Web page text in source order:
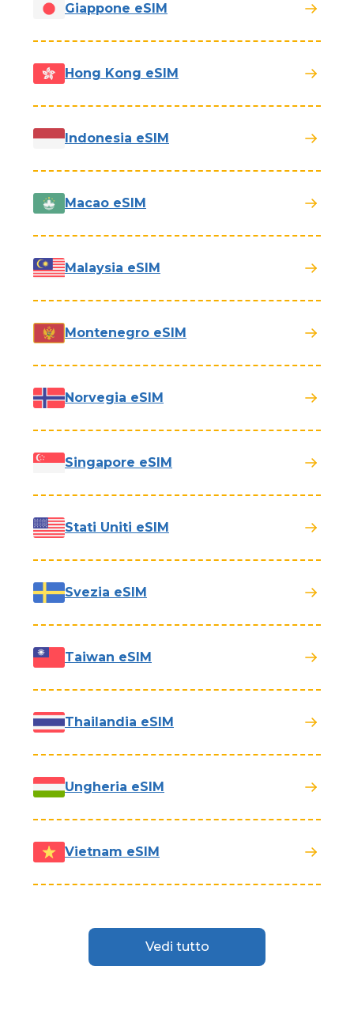
Giappone eSIM
Hong Kong eSIM
Indonesia eSIM
Macao eSIM
Malaysia eSIM
Montenegro eSIM
Norvegia eSIM
Singapore eSIM
Stati Uniti eSIM
Svezia eSIM
Taiwan eSIM
Thailandia eSIM
Ungheria eSIM
Vietnam eSIM
Vedi tutto